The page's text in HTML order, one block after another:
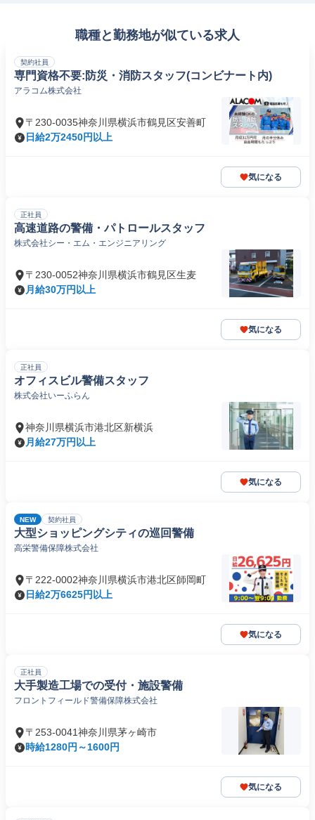
職種と勤務地が似ている求人
契約社員
専門資格不要:防災・消防スタッフ(コンビナート内)
アラコム株式会社
〒230-0035神奈川県横浜市鶴見区安善町
日給2万2450円以上
気になる
正社員
高速道路の警備・パトロールスタッフ
株式会社シー・エム・エンジニアリング
〒230-0052神奈川県横浜市鶴見区生麦
月給30万円以上
気になる
正社員
オフィスビル警備スタッフ
株式会社いーふらん
神奈川県横浜市港北区新横浜
月給27万円以上
気になる
NEW 契約社員
大型ショッピングシティの巡回警備
高栄警備保障株式会社
〒222-0002神奈川県横浜市港北区師岡町
日給2万6625円以上
気になる
正社員
大手製造工場での受付・施設警備
フロントフィールド警備保障株式会社
〒253-0041神奈川県茅ヶ崎市
時給1280円～1600円
気になる